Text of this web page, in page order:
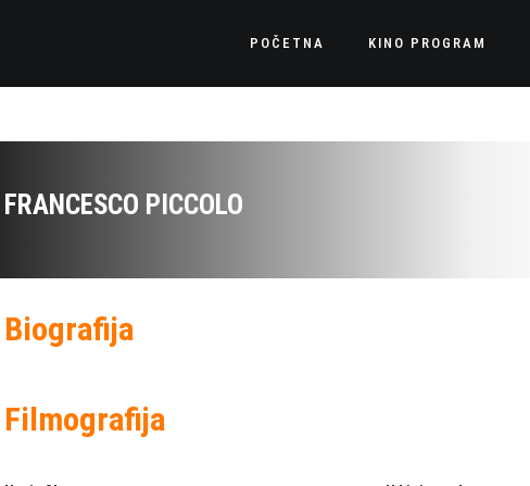
POČETNA KINO PROGRAM
FRANCESCO PICCOLO
Biografija
Filmografija